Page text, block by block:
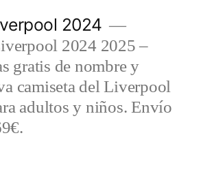
2024
2024 2025 –
gratis de nombre y
camiseta del Liverpool
adultos y niños. Envío